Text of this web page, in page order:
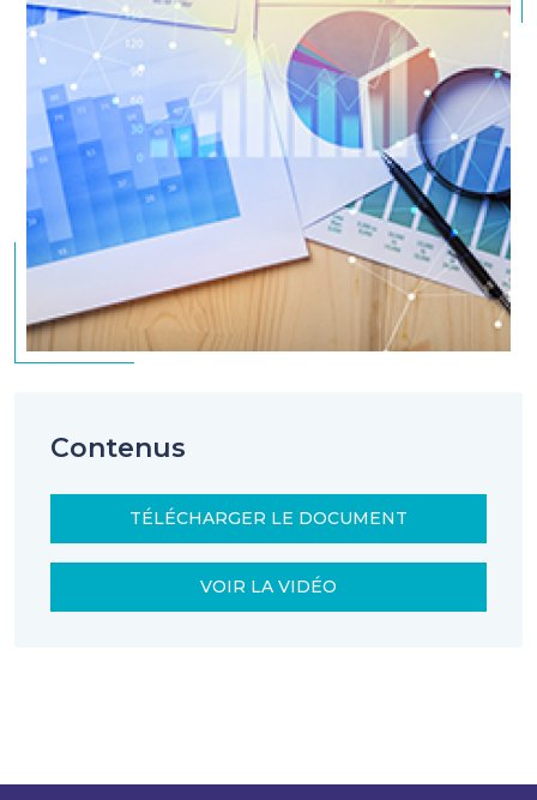
Contenus
TÉLÉCHARGER LE DOCUMENT
VOIR LA VIDÉO